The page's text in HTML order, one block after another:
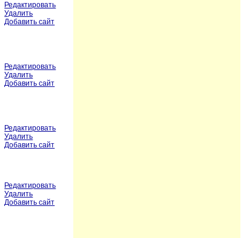
Редактировать
Удалить
Добавить сайт
Редактировать
Удалить
Добавить сайт
Редактировать
Удалить
Добавить сайт
Редактировать
Удалить
Добавить сайт